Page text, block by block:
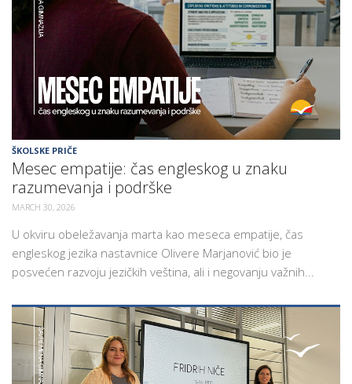
ŠKOLSKE PRIČE
Mesec empatije: čas engleskog u znaku
razumevanja i podrške
MARCH 30, 2026
U okviru obeležavanja marta kao meseca empatije, čas
engleskog jezika nastavnice Olivere Marjanović bio je
posvećen razvoju jezičkih veština, ali i negovanju važnih...